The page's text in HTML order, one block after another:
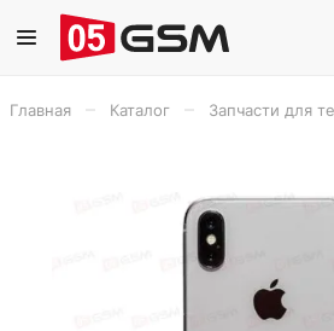
Главная Каталог Запчасти для